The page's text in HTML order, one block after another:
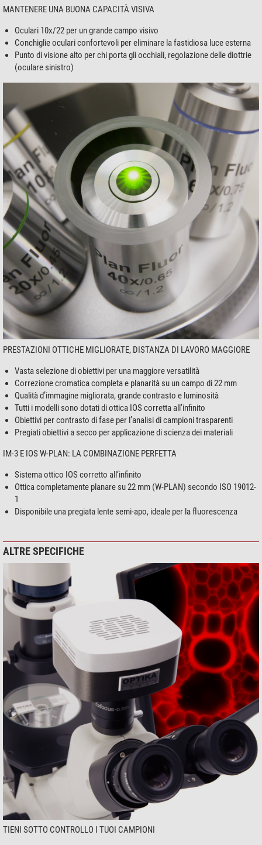
MANTENERE UNA BUONA CAPACITÀ VISIVA
Oculari 10x/22 per un grande campo visivo
Conchiglie oculari confortevoli per eliminare la fastidiosa luce esterna
Punto di visione alto per chi porta gli occhiali, regolazione delle diottrie
(oculare sinistro)
PRESTAZIONI OTTICHE MIGLIORATE, DISTANZA DI LAVORO MAGGIORE
Vasta selezione di obiettivi per una maggiore versatilità
Correzione cromatica completa e planarità su un campo di 22 mm
Qualità d’immagine migliorata, grande contrasto e luminosità
Tutti i modelli sono dotati di ottica IOS corretta all’infinito
Obiettivi per contrasto di fase per l’analisi di campioni trasparenti
Pregiati obiettivi a secco per applicazione di scienza dei materiali
IM-3 E IOS W-PLAN: LA COMBINAZIONE PERFETTA
Sistema ottico IOS corretto all‘infinito
Ottica completamente planare su 22 mm (W-PLAN) secondo ISO 19012-
1
Disponibile una pregiata lente semi-apo, ideale per la fluorescenza
ALTRE SPECIFICHE
TIENI SOTTO CONTROLLO I TUOI CAMPIONI